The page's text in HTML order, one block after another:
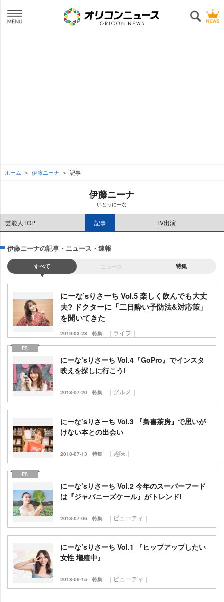
ホーム 伊藤ニーナ 記事
伊藤ニーナ
いとうにーな
芸能人TOP 記事 TV出演
伊藤ニーナの記事・ニュース・速報
すべて ニュース 特集
にーな’sりさーち Vol.5 楽しく飲んでも大丈
夫? ドクターに「二日酔い予防法&対応策」
を聞いてきた
2019-03-28 特集 ｜ライフ｜
にーな’sりさーち Vol.4『GoPro』でインスタ
映えを探しに行こう!
2018-07-20 特集 ｜グルメ｜
にーな’sりさーち Vol.3 『梟書茶房』で思いが
けない本との出会い
2018-07-13 特集 ｜趣味｜
にーな’sりさーち Vol.2 今年のスーパーフード
は『ジャパニーズケール』がトレンド!
2018-07-06 特集 ｜ビューティ｜
にーな’sりさーち Vol.1 『ヒップアップしたい
女性 増殖中』
2018-06-15 特集 ｜ビューティ｜